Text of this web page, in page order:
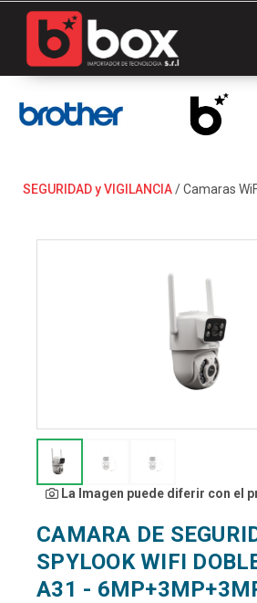
SEGURIDAD y VIGILANCIA/Camaras
La Imagen puede diferir con el
CAMARA DE
SPYLOOK WIFI
A31 -